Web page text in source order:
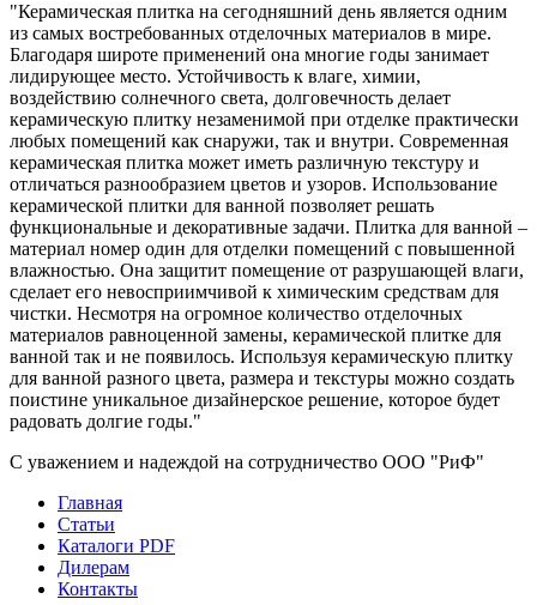
"Керамическая плитка на сегодняшний день является одним
из самых востребованных отделочных материалов в мире.
Благодаря широте применений она многие годы занимает
лидирующее место. Устойчивость к влаге, химии,
воздействию солнечного света, долговечность делает
керамическую плитку незаменимой при отделке практически
любых помещений как снаружи, так и внутри. Современная
керамическая плитка может иметь различную текстуру и
отличаться разнообразием цветов и узоров. Использование
керамической плитки для ванной позволяет решать
функциональные и декоративные задачи. Плитка для ванной –
материал номер один для отделки помещений с повышенной
влажностью. Она защитит помещение от разрушающей влаги,
сделает его невосприимчивой к химическим средствам для
чистки. Несмотря на огромное количество отделочных
материалов равноценной замены, керамической плитке для
ванной так и не появилось. Используя керамическую плитку
для ванной разного цвета, размера и текстуры можно создать
поистине уникальное дизайнерское решение, которое будет
радовать долгие годы."
С уважением и надеждой на сотрудничество ООО "РиФ"
Главная
Статьи
Каталоги PDF
Дилерам
Контакты